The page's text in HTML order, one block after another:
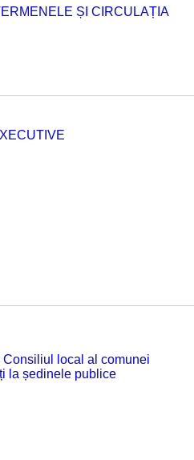
ȘI CIRCULAȚIA
Consiliul local al comunei
la ședinele publice